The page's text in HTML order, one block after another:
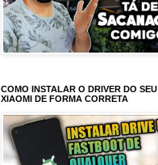
COMO INSTALAR O DRIVER DO SEU
XIAOMI DE FORMA CORRETA